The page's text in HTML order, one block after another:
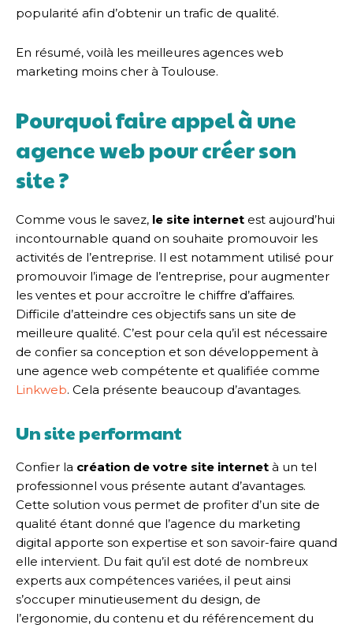
popularité afin d’obtenir un trafic de qualité.
En résumé, voilà les meilleures agences web
marketing moins cher à Toulouse.
Pourquoi faire appel à une
agence web pour créer son
site ?
Comme vous le savez, le site internet est aujourd’hui
incontournable quand on souhaite promouvoir les
activités de l’entreprise. Il est notamment utilisé pour
promouvoir l’image de l’entreprise, pour augmenter
les ventes et pour accroître le chiffre d’affaires.
Difficile d’atteindre ces objectifs sans un site de
meilleure qualité. C’est pour cela qu’il est nécessaire
de confier sa conception et son développement à
une agence web compétente et qualifiée comme
Linkweb. Cela présente beaucoup d’avantages.
Un site performant
Confier la création de votre site internet à un tel
professionnel vous présente autant d’avantages.
Cette solution vous permet de profiter d’un site de
qualité étant donné que l’agence du marketing
digital apporte son expertise et son savoir-faire quand
elle intervient. Du fait qu’il est doté de nombreux
experts aux compétences variées, il peut ainsi
s’occuper minutieusement du design, de
l’ergonomie, du contenu et du référencement du